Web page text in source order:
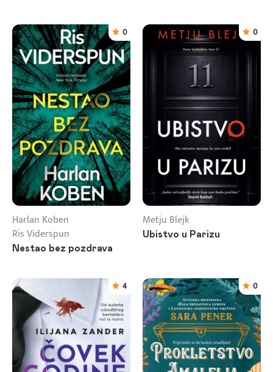
0
Harlan Koben
Ris Viderspun
Nestao bez pozdrava
0
Metju Blejk
Ubistvo u Parizu
4 0